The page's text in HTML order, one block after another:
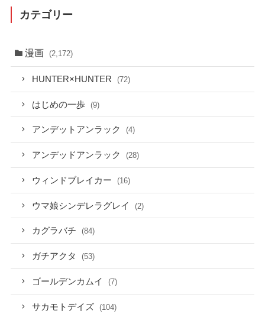
カテゴリー
漫画 (2,172)
HUNTER×HUNTER (72)
はじめの一歩 (9)
アンデットアンラック (4)
アンデッドアンラック (28)
ウィンドブレイカー (16)
ウマ娘シンデレラグレイ (2)
カグラバチ (84)
ガチアクタ (53)
ゴールデンカムイ (7)
サカモトデイズ (104)